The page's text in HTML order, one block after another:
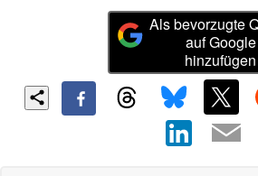
Als bevorzugte
auf Google
hinzufügen